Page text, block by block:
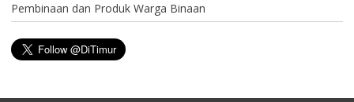
Pembinaan dan Produk Warga Binaan